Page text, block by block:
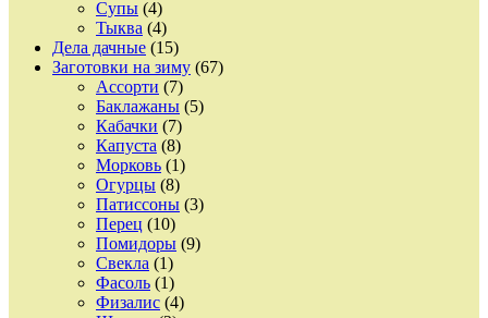
Супы (4)
Тыква (4)
Дела дачные (15)
Заготовки на зиму (67)
Ассорти (7)
Баклажаны (5)
Кабачки (7)
Капуста (8)
Морковь (1)
Огурцы (8)
Патиссоны (3)
Перец (10)
Помидоры (9)
Свекла (1)
Фасоль (1)
Физалис (4)